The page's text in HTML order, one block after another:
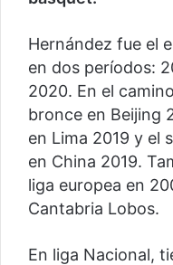
Hernández fue el
en dos períodos:
2020. En el
bronce en Beijing
en Lima 2019 y el
en China 2019.
liga europea en
Cantabria Lobos.
En liga Nacional,